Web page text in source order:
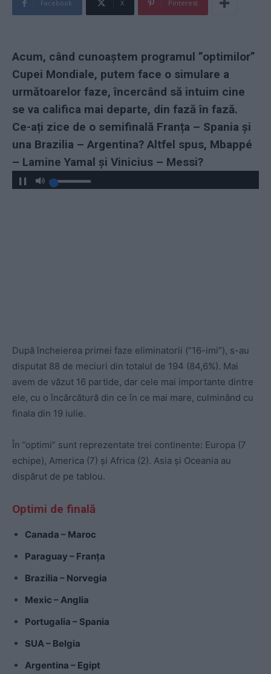
Facebook X Pinterest
Acum, când cunoaștem programul ”optimilor”
Cupei Mondiale, putem face o simulare a
următoarelor faze, încercând să intuim cine
se va califica mai departe, din fază în fază.
Ce-ați zice de o semifinală Franța – Spania și
una Brazilia – Argentina? Altfel spus, Mbappé
– Lamine Yamal și Vinicius – Messi?
După încheierea primei faze eliminatorii (”16-imi”), s-au
disputat 88 de meciuri din totalul de 194 (84,6%). Mai
avem de văzut 16 partide, dar cele mai importante dintre
ele, cu o încărcătură din ce în ce mai mare, culminând cu
finala din 19 iulie.
În ”optimi” sunt reprezentate trei continente: Europa (7
echipe), America (7) și Africa (2). Asia și Oceania au
dispărut de pe tablou.
Optimi de finală
Canada – Maroc
Paraguay – Franța
Brazilia – Norvegia
Mexic – Anglia
Portugalia – Spania
SUA – Belgia
Argentina – Egipt